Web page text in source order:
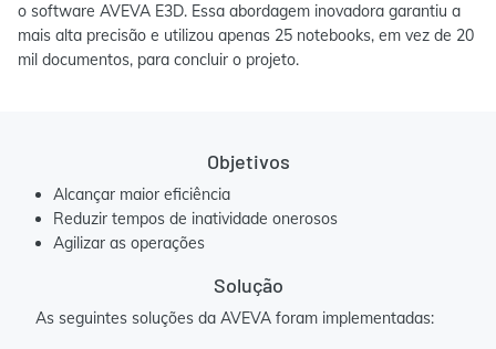
o software AVEVA E3D. Essa abordagem inovadora garantiu a
mais alta precisão e utilizou apenas 25 notebooks, em vez de 20
mil documentos, para concluir o projeto.
Objetivos
Alcançar maior eficiência
Reduzir tempos de inatividade onerosos
Agilizar as operações
Solução
As seguintes soluções da AVEVA foram implementadas: